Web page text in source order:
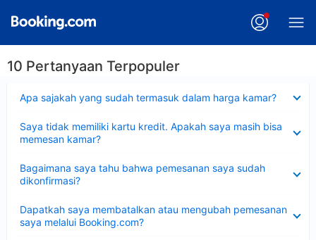
10 Pertanyaan Terpopuler
Apa sajakah yang sudah termasuk dalam harga kamar?
Saya tidak memiliki kartu kredit. Apakah saya masih bisa
memesan kamar?
Bagaimana saya tahu bahwa pemesanan saya sudah
dikonfirmasi?
Dapatkah saya membatalkan atau mengubah pemesanan
saya melalui Booking.com?